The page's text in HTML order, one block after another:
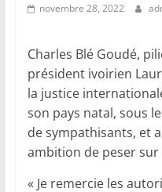
novembre 28, 2022
Charles Blé Goudé,
président ivoirien
la justice
son pays natal, sous
de sympathisants, et
ambition de peser
« Je remercie les